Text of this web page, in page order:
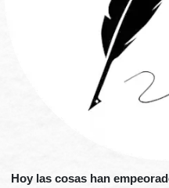
Hoy las cosas han